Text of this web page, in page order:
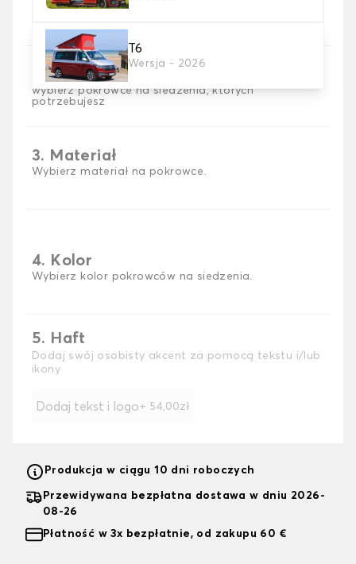
T6
Wersja - 2026
2. Wybór gry
wybierz pokrowce na siedzenia, których
potrzebujesz
3. Materiał
Wybierz materiał na pokrowce.
4. Kolor
Wybierz kolor pokrowców na siedzenia.
5. Haft
Dodaj swój osobisty akcent za pomocą tekstu i/lub
ikony
Dodaj tekst i logo + 54,00zł
Produkcja w ciągu 10 dni roboczych
Przewidywana bezpłatna dostawa w dniu 2026-
08-26
Płatność w 3x bezpłatnie, od zakupu 60 €